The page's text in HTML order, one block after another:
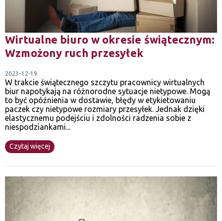
Wirtualne biuro w okresie świątecznym:
Wzmożony ruch przesyłek
2023-12-19
W trakcie świątecznego szczytu pracownicy wirtualnych
biur napotykają na różnorodne sytuacje nietypowe. Mogą
to być opóźnienia w dostawie, błędy w etykietowaniu
paczek czy nietypowe rozmiary przesyłek. Jednak dzięki
elastycznemu podejściu i zdolności radzenia sobie z
niespodziankami...
Czytaj więcej